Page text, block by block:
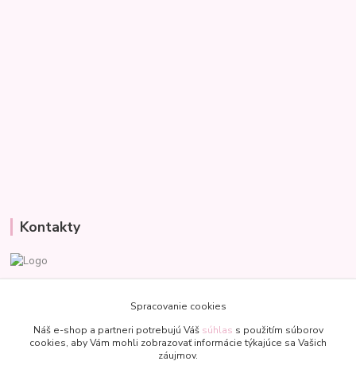
Kontakty
+421 907 977 470
bublinkapu@gmail.com
Spracovanie cookies
Náš e-shop a partneri potrebujú Váš súhlas s použitím súborov
cookies, aby Vám mohli zobrazovať informácie týkajúce sa Vašich
záujmov.